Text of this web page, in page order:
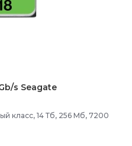
s Seagate
класс, 14 Тб, 256 Мб, 7200